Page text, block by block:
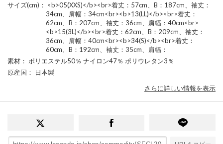
サイズ(cm) ： <b>05(XXS)</b><br>着丈：57cm、B：187cm、袖丈：
34cm、肩幅：34cm<br><b>13(LL)</b><br>着丈：
62cm、B：207cm、袖丈：36cm、肩幅：40cm<br>
<b>15(3L)</b><br>着丈：62cm、B：209cm、袖丈：
36cm、肩幅：40cm<br><b>34(S)</b><br>着丈：
60cm、B：192cm、袖丈：35cm、肩幅：
素材 ： ポリエステル50％ ナイロン47％ ポリウレタン3％
原産国 ： 日本製
さらに詳しい情報を表示